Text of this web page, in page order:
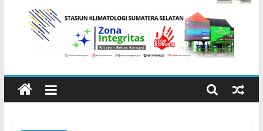
Stasiun
Klimatologi
Sumatera